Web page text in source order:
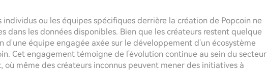
ou les équipes spécifiques derrière la création de Popcoin ne
dans les données disponibles. Bien que les créateurs restent quelque
d'une équipe engagée axée sur le développement d'un écosystème
Cet engagement témoigne de l'évolution continue au sein du secteur
où même des créateurs inconnus peuvent mener des initiatives à